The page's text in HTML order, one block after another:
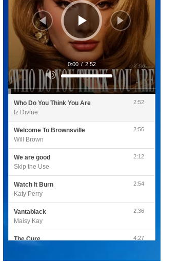
Utilisez
les
flèches
haut/bas
augmenter
le
volume.
0:00 / 2:52
Who Do You Think You Are
Iz Divine
2:52
Welcome To Brownsville
Will Brown
2:56
We are good
Skip the Use
2:12
Watch It Burn
Katy Perry
2:54
Vantablack
Maisy Kay
2:36
The Cure
4:27